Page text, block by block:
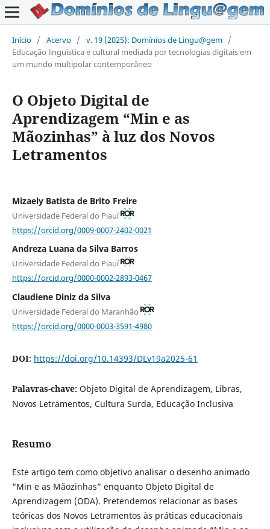
Início / Acervo / v. 19 (2025): Domínios de Lingu@gem /
Educação linguística e cultural mediada por tecnologias digitais em
um mundo multipolar contemporâneo
O Objeto Digital de
Aprendizagem “Min e as
Mãozinhas” à luz dos Novos
Letramentos
Mizaely Batista de Brito Freire
Universidade Federal do Piauí
https://orcid.org/0009-0007-2402-0021
Andreza Luana da Silva Barros
Universidade Federal do Piauí
https://orcid.org/0000-0002-2893-0467
Claudiene Diniz da Silva
Universidade Federal do Maranhão
https://orcid.org/0000-0003-3591-4980
DOI: https://doi.org/10.14393/DLv19a2025-61
Palavras-chave: Objeto Digital de Aprendizagem, Libras,
Novos Letramentos, Cultura Surda, Educação Inclusiva
Resumo
Este artigo tem como objetivo analisar o desenho animado
“Min e as Mãozinhas” enquanto Objeto Digital de
Aprendizagem (ODA). Pretendemos relacionar as bases
teóricas dos Novos Letramentos às práticas educacionais